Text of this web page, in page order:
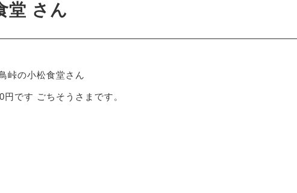
堂 さん
峠の小松食堂さん
円です ごちそうさまです。